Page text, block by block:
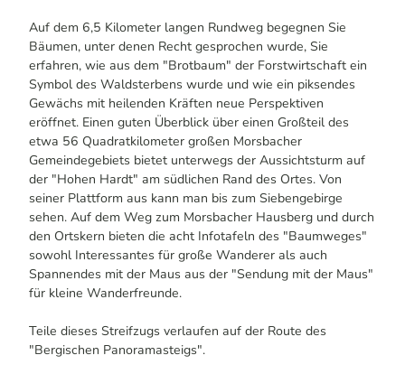
Auf dem 6,5 Kilometer langen Rundweg begegnen Sie
Bäumen, unter denen Recht gesprochen wurde, Sie
erfahren, wie aus dem "Brotbaum" der Forstwirtschaft ein
Symbol des Waldsterbens wurde und wie ein piksendes
Gewächs mit heilenden Kräften neue Perspektiven
eröffnet. Einen guten Überblick über einen Großteil des
etwa 56 Quadratkilometer großen Morsbacher
Gemeindegebiets bietet unterwegs der Aussichtsturm auf
der "Hohen Hardt" am südlichen Rand des Ortes. Von
seiner Plattform aus kann man bis zum Siebengebirge
sehen. Auf dem Weg zum Morsbacher Hausberg und durch
den Ortskern bieten die acht Infotafeln des "Baumweges"
sowohl Interessantes für große Wanderer als auch
Spannendes mit der Maus aus der "Sendung mit der Maus"
für kleine Wanderfreunde.
Teile dieses Streifzugs verlaufen auf der Route des
"Bergischen Panoramasteigs".